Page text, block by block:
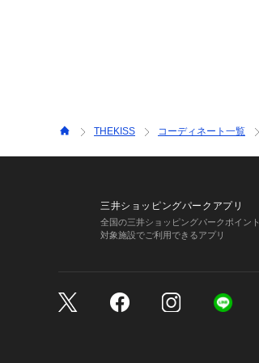
THEKISS コーディネート一覧
三井ショッピングパークアプリ
全国の三井ショッピングパークポイント
対象施設でご利用できるアプリ